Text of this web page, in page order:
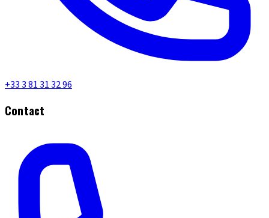
+33 3 81 31 32 96
Contact